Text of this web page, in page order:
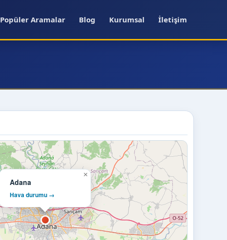
Popüler Aramalar Blog Kurumsal İletişim
Adana
Hava durumu →
×